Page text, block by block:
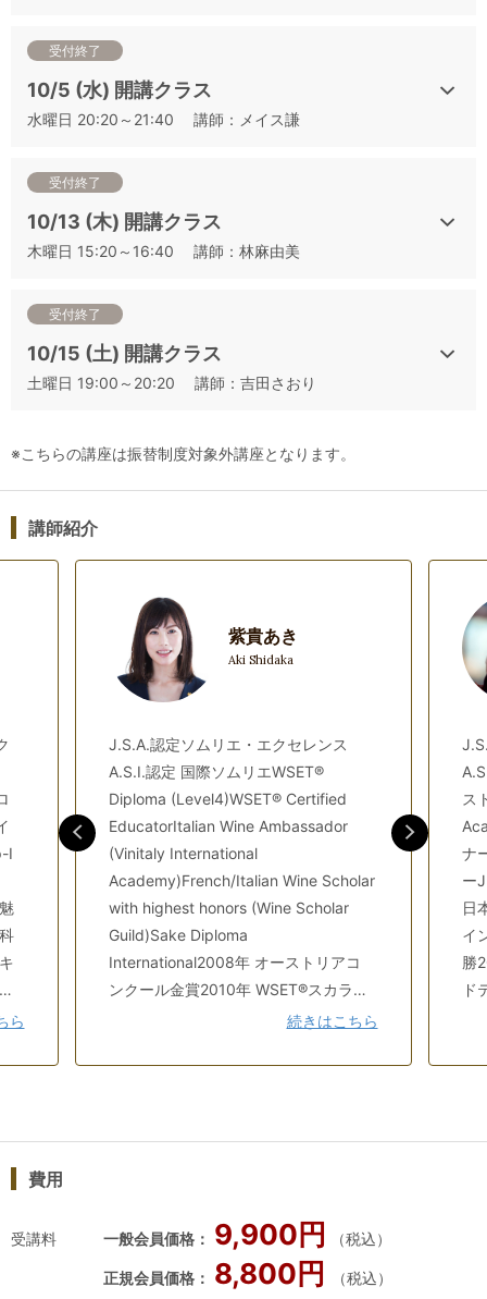
【講座順】2022年度 J.S.A.ソムリエ・ワインエキスパート二次
▼その他の講座は下記よりお申込みいただけます
白）
赤）
③二次対策の基本と得点テクニック：ロゼワイン編（二次テク
④「樽熟成」の香りを捉える （樽香）
⑥キーポイントになる香りを捉える （ポイント香）
⑦最頻出6品種 フランス編 （仏6種）
⑩最頻出6品種 新旧世界シャッフル編②（混合6種②）
⑪シャルドネ産地比較＆シャルドネと間違いやすいワイン
（Ch+α）
⑫ソーヴィニヨン・ブラン産地比較＆ソーヴィニョン・ブラン
と間違いやすいワイン（SB+α）
⑬リースリング産地比較＆リースリングと間違いやすいワイン
⑭カベルネ・ソーヴィニヨン産地比較＆カベルネ・ソーヴィニ
ヨンと間違いやすいワイン（CS+α）
⑮シラー産地比較＆シラーと間違いやすいワイン（Sy+α）
イン（PN+α）
⑰日本ワイン（日本）
⑱ローカル品種を見極める 白ワイン編（ローカル白）
⑲ローカル品種を見極める 赤ワイン編（ローカル赤）
⑳本番シミュレーション①
㉑本番シミュレーション②
㉒本番シミュレーション③
㉓本番シミュレーション④
㉔本番シミュレーション⑤
㉕本番シミュレーション⑥
本番シミュレーション⑦⑧(オンライン限定)
㉗無色透明蒸留酒＆リキュール②
受付終了
10/5 (水) 開講クラス
水曜日 20:20～21:40 講師：メイス謙
受付終了
10/13 (木) 開講クラス
木曜日 15:20～16:40 講師：林麻由美
受付終了
10/15 (土) 開講クラス
土曜日 19:00～20:20 講師：吉田さおり
※こちらの講座は振替制度対象外講座となります。
講師紹介
Ⅰ
ら
紫貴あき
Aki Shidaka
J.S.A.認定ソムリエ・エクセレンス
A.S.I.認定 国際ソムリエWSET®
Diploma (Level4)WSET® Certified
EducatorItalian Wine Ambassador
(Vinitaly International
Academy)French/Italian Wine Scholar
with highest honors (Wine Scholar
Guild)Sake Diploma
International2008年 オーストリアコ
ンクール金賞2010年 WSET®スカラシ
ップ受賞2016年 第10回ワインアドバ
ルドー＆ボルドー・スーペリュール・
レンジ3位2024年 第4回ルイナール・
ソムリエ・チャレンジ3位入門者を楽
しませ、上級者をうならせる明快で密
続きはこちら
ス
ナ
ー
日
イ
勝
ド
フ
費用
受講料 一般会員価格： 9,900円 （税込）
正規会員価格： 8,800円
（税込）